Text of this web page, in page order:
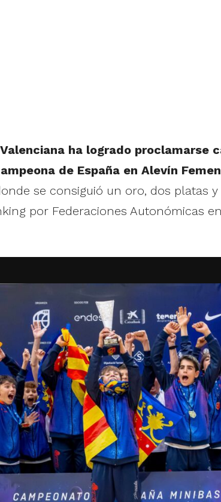
ha logrado proclamarse
de España en Alevín
se consiguió un oro, dos platas
por Federaciones Autonómicas